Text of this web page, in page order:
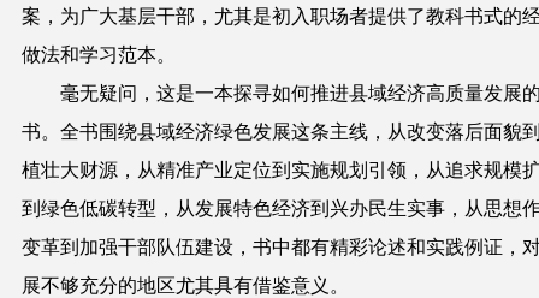
案，为广大基层干部，尤其是初入职场者提供了教科书式的
做法和学习范本。
毫无疑问，这是一本探寻如何推进县域经济高质量发展
书。全书围绕县域经济绿色发展这条主线，从改变落后面貌
植壮大财源，从精准产业定位到实施规划引领，从追求规模
到绿色低碳转型，从发展特色经济到兴办民生实事，从思想
变革到加强干部队伍建设，书中都有精彩论述和实践例证，
展不够充分的地区尤其具有借鉴意义。